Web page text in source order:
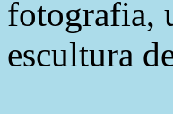
fotografia,
escultura